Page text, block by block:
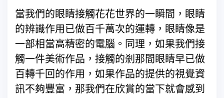
當我們的眼睛接觸花花世界的一瞬間，眼睛
的辨識作用已做百千萬次的運轉，眼睛像是
一部相當高精密的電腦。同理，如果我們接
觸一件美術作品，接觸的剎那間眼睛早已做
百轉千回的作用，如果作品的提供的視覺資
訊不夠豐富，那我們在欣賞的當下就會感到